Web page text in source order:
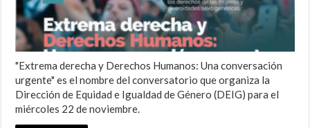
"Extrema derecha y Derechos Humanos: Una conversación
urgente" es el nombre del conversatorio que organiza la
Dirección de Equidad e Igualdad de Género (DEIG) para el
miércoles 22 de noviembre.